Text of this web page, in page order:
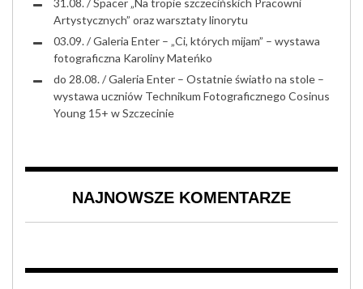
31.08. / Spacer „Na tropie szczecińskich Pracowni
Artystycznych” oraz warsztaty linorytu
03.09. / Galeria Enter – „Ci, których mijam” – wystawa
fotograficzna Karoliny Mateńko
do 28.08. / Galeria Enter – Ostatnie światło na stole –
wystawa uczniów Technikum Fotograficznego Cosinus
Young 15+ w Szczecinie
NAJNOWSZE KOMENTARZE